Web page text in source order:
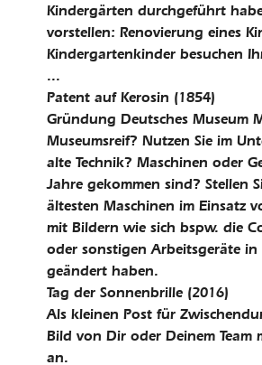
Kindergärten durchgeführt
vorstellen: Renovierung eines
Kindergartenkinder besuchen
...
Patent auf Kerosin (1854)
Gründung Deutsches Museum
Museumsreif? Nutzen Sie im
alte Technik? Maschinen oder
Jahre gekommen sind? Stellen
ältesten Maschinen im Einsatz
mit Bildern wie sich bspw. die
oder sonstigen Arbeitsgeräte in
geändert haben.
Tag der Sonnenbrille (2016)
Als kleinen Post für
Bild von Dir oder Deinem Team
an.